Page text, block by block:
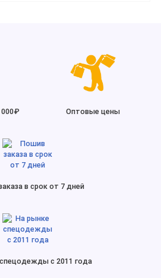
Оптовые цены
в срок от 7 дней
с 2011 года